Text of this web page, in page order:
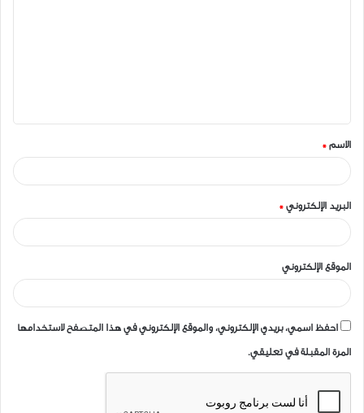
ق
*
الاسم *
البريد الإلكتروني *
الموقع الإلكتروني
احفظ اسمي، بريدي الإلكتروني، والموقع الإلكتروني في هذا المتصفح لاستخدامها
المرة المقبلة في تعليقي.